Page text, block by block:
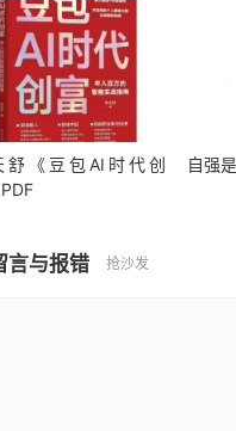
舒《豆包AI时代创
自强
言与报错 抢沙发